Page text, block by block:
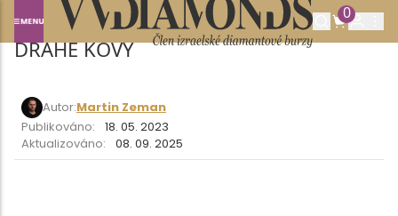
0
Domů SLOVNÍK POJMŮ DRAHÉ KOVY
DRAHÉ KOVY
Autor:Martin Zeman
Publikováno:
18. 05. 2023
Aktualizováno:
08. 09. 2025